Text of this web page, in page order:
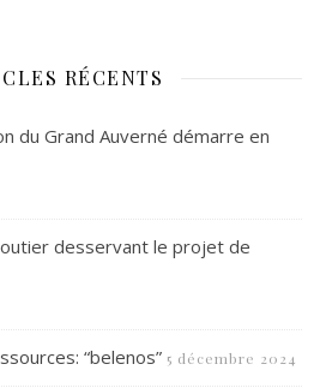
RÉCENTS
du Grand Auverné démarre en
desservant le projet de
“belenos” 5 décembre 2024